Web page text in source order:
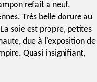
refait à neuf,
Très belle dorure au
soie est propre, petites
due à l'exposition de
Quasi insignifiant,